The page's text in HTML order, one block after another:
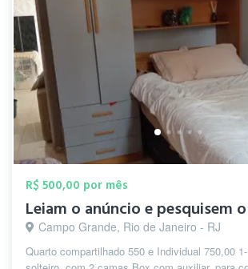
R$ 500,00 por mês
Leiam o anúncio e pesquisem
Campo Grande, Rio de Janeiro - RJ
Quarto compartilhado 550 e Individual 750,00